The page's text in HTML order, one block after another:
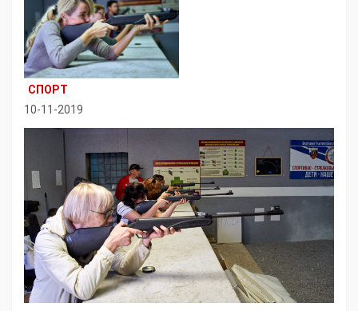
СПОРТ
10-11-2019